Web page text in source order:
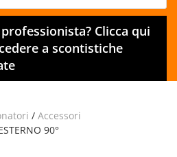
Clicca qui
a scontistiche
/ Accessori
90°